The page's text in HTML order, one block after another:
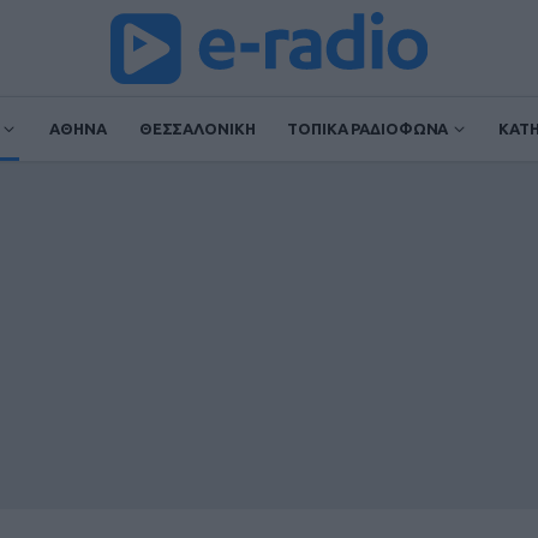
ΑΘΗΝΑ ΘΕΣΣΑΛΟΝΙΚΗ ΤΟΠΙΚΑ ΡΑΔΙΟΦΩΝΑ